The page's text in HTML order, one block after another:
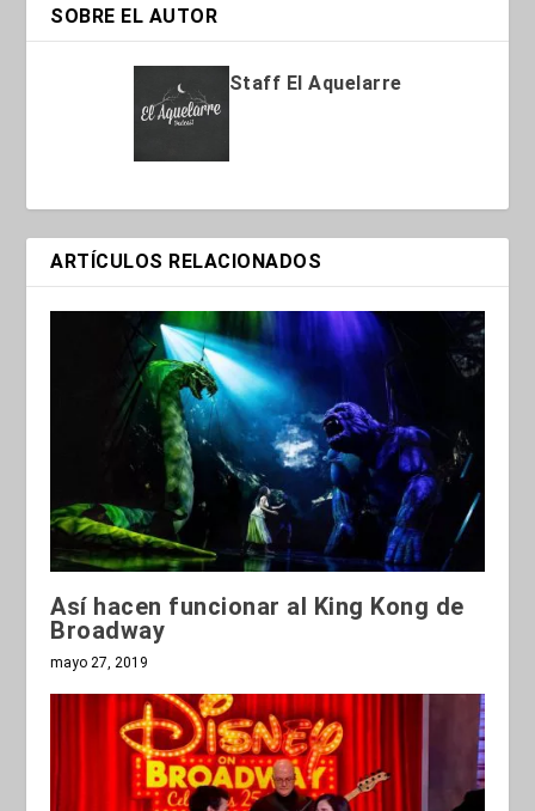
SOBRE EL AUTOR
Staff El Aquelarre
ARTÍCULOS RELACIONADOS
Así hacen funcionar al King Kong de
Broadway
mayo 27, 2019